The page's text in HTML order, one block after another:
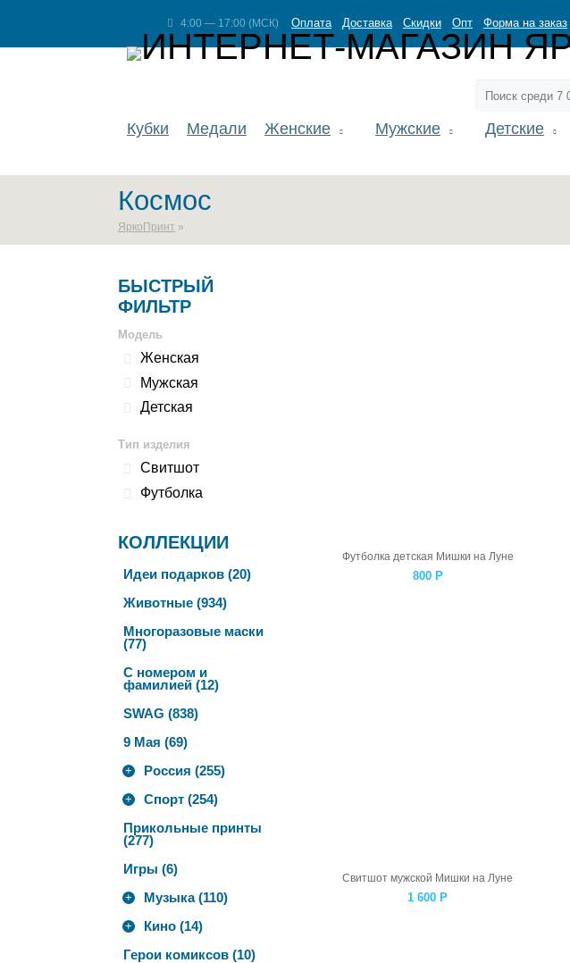
4:00 — 17:00 (МСК) Оплата Доставка Скидки Опт Форма на заказ
Кубки Медали Женские Мужские Детские
Космос
ЯркоПринт »
БЫСТРЫЙ
ФИЛЬТР
Модель
Женская
Мужская
Детская
Тип изделия
Свитшот
Футболка
КОЛЛЕКЦИИ
Идеи подарков (20)
Животные (934)
Многоразовые маски
(77)
С номером и
фамилией (12)
SWAG (838)
9 Мая (69)
Россия (255)
+
Спорт (254)
+
Прикольные принты
(277)
Игры (6)
Музыка (110)
+
Кино (14)
+
Герои комиксов (10)
Футболка детская Мишки на Луне
800 Р
Свитшот мужской Мишки на Луне
1 600 Р